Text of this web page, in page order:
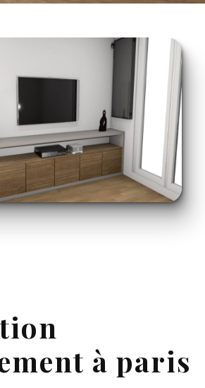
à paris